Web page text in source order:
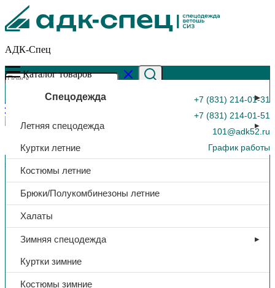
АДК-Спец
+7 (831) 214-01-31
+7 (831) 214-01-51
101@adk52.ru
График работы
0
Каталог товаров
Спецодежда
Летняя спецодежда
Куртки летние
Костюмы летние
Брюки/Полукомбинезоны летние
Халаты
Зимняя спецодежда
Куртки зимние
Костюмы зимние
Главная страница»Каталог»Строп аБд+Кс